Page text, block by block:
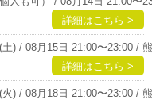
詳細はこちら >
) / 08月15日 21:00〜23:00 /
詳細はこちら >
) / 08月18日 21:00〜23:00 /